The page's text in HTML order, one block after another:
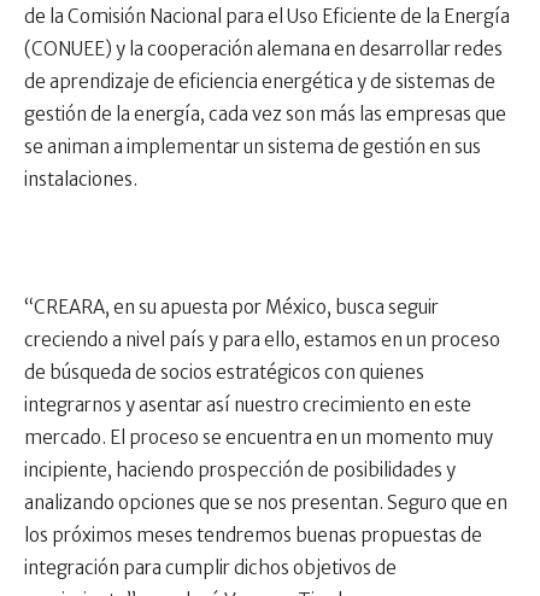
de la Comisión Nacional para el Uso Eficiente de la Energía
(CONUEE) y la cooperación alemana en desarrollar redes
de aprendizaje de eficiencia energética y de sistemas de
gestión de la energía, cada vez son más las empresas que
se animan a implementar un sistema de gestión en sus
instalaciones.
“CREARA, en su apuesta por México, busca seguir
creciendo a nivel país y para ello, estamos en un proceso
de búsqueda de socios estratégicos con quienes
integrarnos y asentar así nuestro crecimiento en este
mercado. El proceso se encuentra en un momento muy
incipiente, haciendo prospección de posibilidades y
analizando opciones que se nos presentan. Seguro que en
los próximos meses tendremos buenas propuestas de
integración para cumplir dichos objetivos de